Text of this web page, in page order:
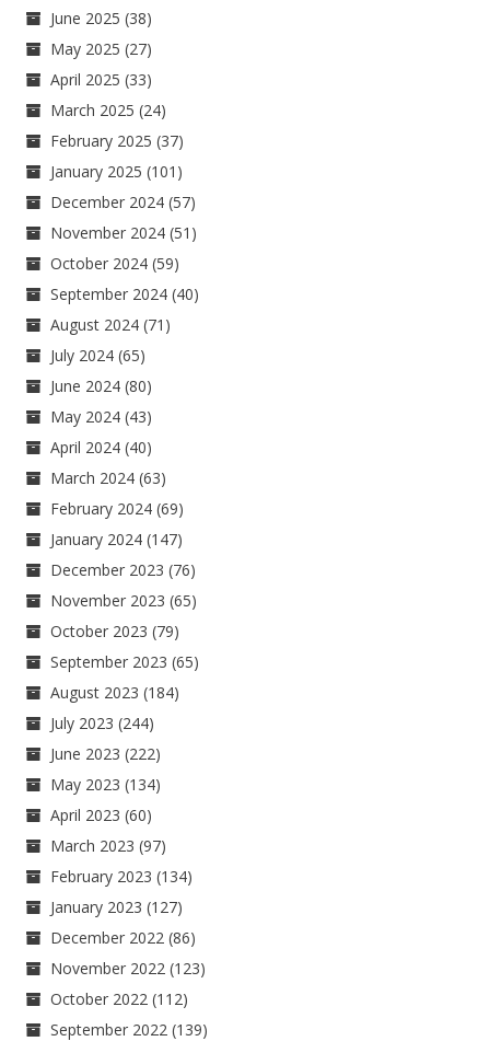
June 2025 (38)
May 2025 (27)
April 2025 (33)
March 2025 (24)
February 2025 (37)
January 2025 (101)
December 2024 (57)
November 2024 (51)
October 2024 (59)
September 2024 (40)
August 2024 (71)
July 2024 (65)
June 2024 (80)
May 2024 (43)
April 2024 (40)
March 2024 (63)
February 2024 (69)
January 2024 (147)
December 2023 (76)
November 2023 (65)
October 2023 (79)
September 2023 (65)
August 2023 (184)
July 2023 (244)
June 2023 (222)
May 2023 (134)
April 2023 (60)
March 2023 (97)
February 2023 (134)
January 2023 (127)
December 2022 (86)
November 2022 (123)
October 2022 (112)
September 2022 (139)